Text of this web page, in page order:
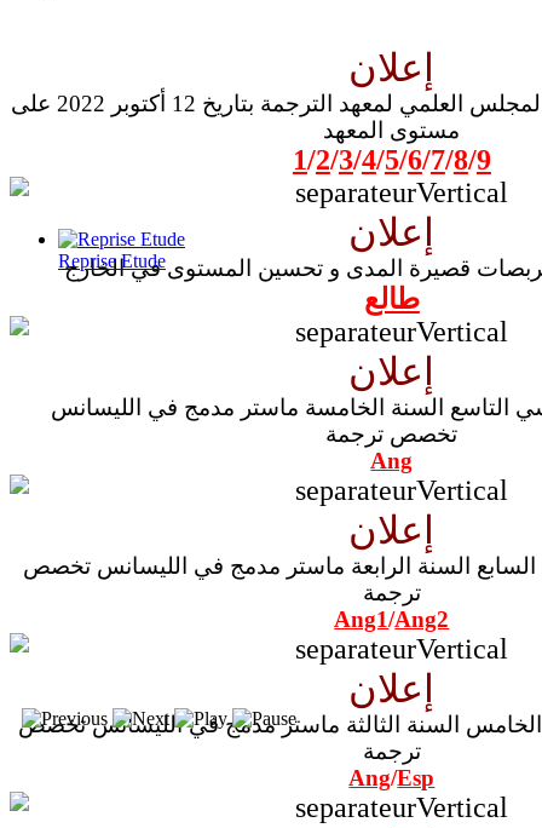
Reprise Etude
إعلان
العودة بالصور من انعقاد المجلس العلمي لمعهد الترجمة بتاريخ 12 أكتوبر 2022 على
مستوى المعهد
1/2/3/4/5/6/7/8/9
إعلان
قصيرة المدى و تحسين المستوى في الخارج
طالع
إعلان
تخصص ترجمة
Ang
إعلان
ترجمة
Ang1/Ang2
إعلان
ترجمة
Ang/Esp